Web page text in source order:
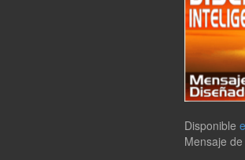
Disponible
Mensaje